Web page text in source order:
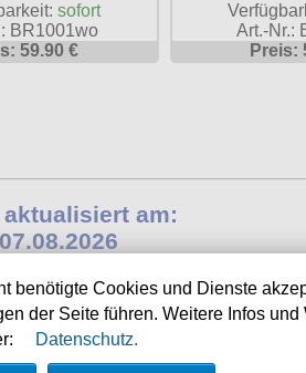
sofort
BR1001wo
59.90 €
Art.-Nr.:
Preis:
aktualisiert am:
07.08.2026
Auslieferung in:
24m 7s
benötigte Cookies und Dienste
der Seite führen. Weitere Infos
Datenschutz.